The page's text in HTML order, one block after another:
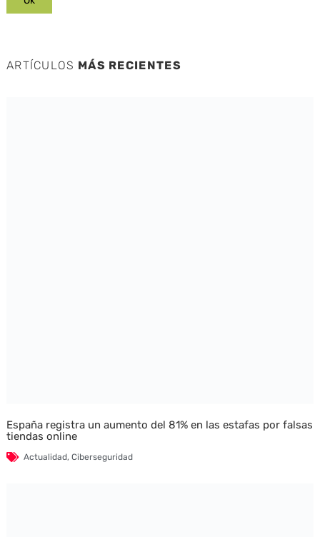
ARTÍCULOS MÁS RECIENTES
España registra un aumento del 81% en las estafas por falsas
tiendas online
Actualidad, Ciberseguridad